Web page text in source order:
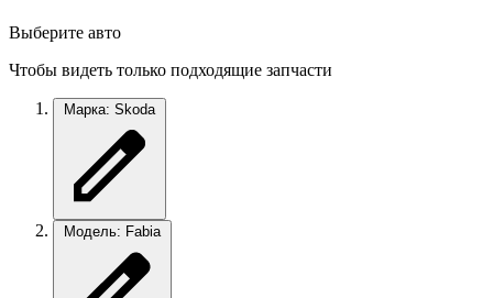
Выберите авто
Чтобы видеть только подходящие запчасти
Марка: Skoda
Модель: Fabia